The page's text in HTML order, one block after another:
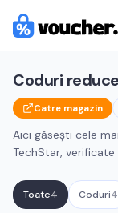
Coduri
Catre magazin
Aici găsești cele
TechStar, verificate
Toate4 Coduri4